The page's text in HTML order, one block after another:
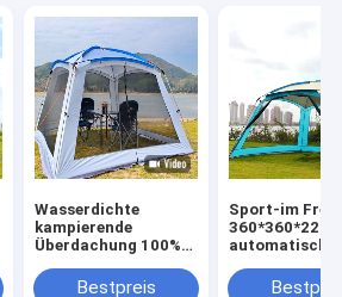
Wasserdichte
kampierende
Überdachung 100%
W/P 2000mm 4 6
Bestpreis
Sport-im
automatische
210T Mann-